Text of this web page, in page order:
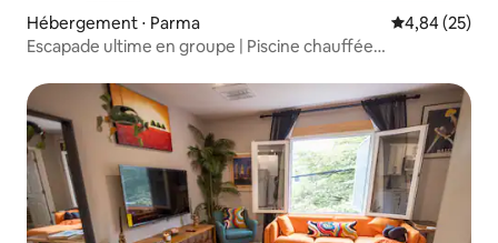
Hébergement ⋅ Parma Évaluation
4,84 (25)
Escapade ultime en groupe | Piscine chauffée